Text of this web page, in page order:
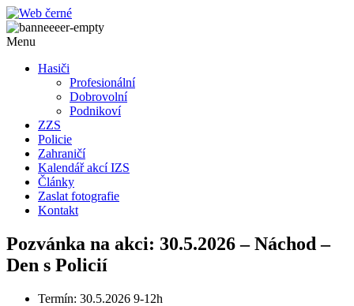
Přejít
k
obsahu
Menu
Hasiči
Profesionální
Dobrovolní
Podnikoví
ZZS
Policie
Zahraničí
Kalendář akcí IZS
Články
Zaslat fotografie
Kontakt
Pozvánka na akci: 30.5.2026 – Náchod –
Den s Policií
Termín: 30.5.2026 9-12h